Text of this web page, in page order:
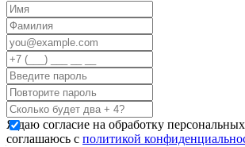
Я даю согласие на обработку
соглашаюсь с политикой